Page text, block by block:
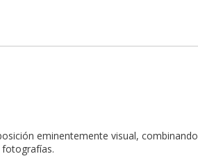
eminentemente visual, combinando